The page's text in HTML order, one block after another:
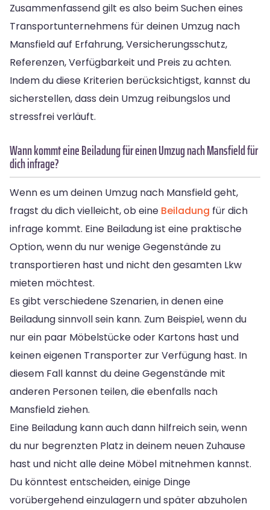
Zusammenfassend gilt es also beim Suchen eines
Transportunternehmens für deinen Umzug nach
Mansfield auf Erfahrung, Versicherungsschutz,
Referenzen, Verfügbarkeit und Preis zu achten.
Indem du diese Kriterien berücksichtigst, kannst du
sicherstellen, dass dein Umzug reibungslos und
stressfrei verläuft.
Wann kommt eine Beiladung für einen Umzug nach Mansfield für
dich infrage?
Wenn es um deinen Umzug nach Mansfield geht,
fragst du dich vielleicht, ob eine Beiladung für dich
infrage kommt. Eine Beiladung ist eine praktische
Option, wenn du nur wenige Gegenstände zu
transportieren hast und nicht den gesamten Lkw
mieten möchtest.
Es gibt verschiedene Szenarien, in denen eine
Beiladung sinnvoll sein kann. Zum Beispiel, wenn du
nur ein paar Möbelstücke oder Kartons hast und
keinen eigenen Transporter zur Verfügung hast. In
diesem Fall kannst du deine Gegenstände mit
anderen Personen teilen, die ebenfalls nach
Mansfield ziehen.
Eine Beiladung kann auch dann hilfreich sein, wenn
du nur begrenzten Platz in deinem neuen Zuhause
hast und nicht alle deine Möbel mitnehmen kannst.
Du könntest entscheiden, einige Dinge
vorübergehend einzulagern und später abzuholen